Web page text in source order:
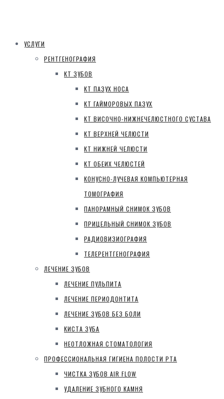
УСЛУГИ
РЕНТГЕНОГРАФИЯ
КТ ЗУБОВ
КТ ПАЗУХ НОСА
КТ ГАЙМОРОВЫХ ПАЗУХ
КТ ВИСОЧНО-НИЖНЕЧЕЛЮСТНОГО СУСТАВА
КТ ВЕРХНЕЙ ЧЕЛЮСТИ
КТ НИЖНЕЙ ЧЕЛЮСТИ
КТ ОБЕИХ ЧЕЛЮСТЕЙ
КОНУСНО-ЛУЧЕВАЯ КОМПЬЮТЕРНАЯ
ТОМОГРАФИЯ
ПАНОРАМНЫЙ СНИМОК ЗУБОВ
ПРИЦЕЛЬНЫЙ СНИМОК ЗУБОВ
РАДИОВИЗИОГРАФИЯ
ТЕЛЕРЕНТГЕНОГРАФИЯ
ЛЕЧЕНИЕ ЗУБОВ
ЛЕЧЕНИЕ ПУЛЬПИТА
ЛЕЧЕНИЕ ПЕРИОДОНТИТА
ЛЕЧЕНИЕ ЗУБОВ БЕЗ БОЛИ
КИСТА ЗУБА
НЕОТЛОЖНАЯ СТОМАТОЛОГИЯ
ПРОФЕССИОНАЛЬНАЯ ГИГИЕНА ПОЛОСТИ РТА
ЧИСТКА ЗУБОВ AIR FLOW
УДАЛЕНИЕ ЗУБНОГО КАМНЯ